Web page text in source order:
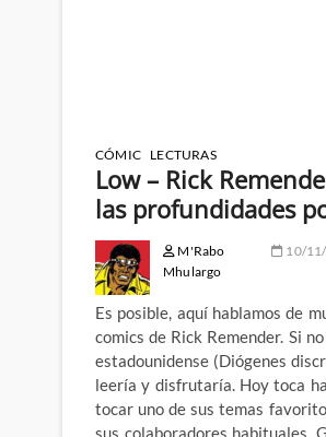
CÓMIC LECTURAS
Low – Rick
las profundidades
M'Rabo
Mhulargo
10/
Es posible, aquí hablamos de
comics de Rick Remender. Si
estadounidense (Diógenes
leería y disfrutaría. Hoy toca
tocar uno de sus temas